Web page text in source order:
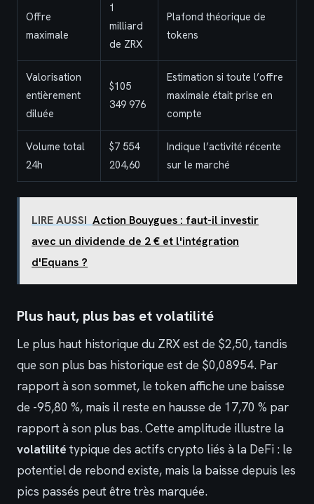
Offre
maximale
1
milliard
de ZRX
Plafond théorique de
tokens
Valorisation
entièrement
diluée
$105
349 976
Estimation si toute l’offre
maximale était prise en
compte
Volume total
24h
$7 554
204,60
Indique l’activité récente
sur le marché
LIRE AUSSI Action Bouygues : faut-il investir
avec un dividende de 2 € et l'intégration
d'Equans ?
Plus haut, plus bas et volatilité
Le plus haut historique du ZRX est de $2,50, tandis
que son plus bas historique est de $0,08954. Par
rapport à son sommet, le token affiche une baisse
de -95,80 %, mais il reste en hausse de 17,70 % par
rapport à son plus bas. Cette amplitude illustre la
volatilité typique des actifs crypto liés à la DeFi : le
potentiel de rebond existe, mais la baisse depuis les
pics passés peut être très marquée.